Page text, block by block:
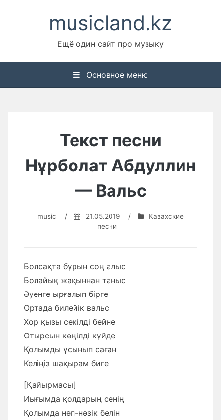
содержимомуmusicland.kz
Ещё один сайт про музыку
Основное меню
Текст песни
Нұрболат Абдуллин
— Вальс
music / 21.05.2019 /
Казахские
песни
Болсақта бұрын соң алыс
Болайық жақыннан таныс
Әуенге ырғалып бірге
Ортада билейік вальс
Хор қызы секілді бейне
Отырсын көңілді күйде
Қолымды ұсынып саған
Келіңіз шақырам биге
[Қайырмасы]
Иығымда қолдарың сенің
Қолымда нәп-нәзік белін